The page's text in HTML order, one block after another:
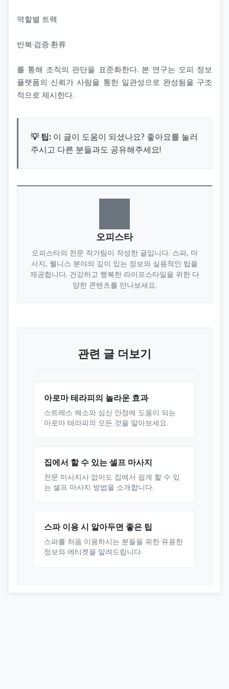
역할별 트랙
반복·검증·환류
를 통해 조직의 판단을 표준화한다. 본 연구는 오피 정보
플랫폼의 신뢰가 사람을 통한 일관성으로 완성됨을 구조
적으로 제시한다.
💡 팁: 이 글이 도움이 되셨나요? 좋아요를 눌러
주시고 다른 분들과도 공유해주세요!
오피스타
오피스타의 전문 작가팀이 작성한 글입니다. 스파, 마
사지, 웰니스 분야의 깊이 있는 정보와 실용적인 팁을
제공합니다. 건강하고 행복한 라이프스타일을 위한 다
양한 콘텐츠를 만나보세요.
관련 글 더보기
아로마 테라피의 놀라운 효과
스트레스 해소와 심신 안정에 도움이 되는
아로마 테라피의 모든 것을 알아보세요.
집에서 할 수 있는 셀프 마사지
전문 마사지사 없이도 집에서 쉽게 할 수 있
는 셀프 마사지 방법을 소개합니다.
스파 이용 시 알아두면 좋은 팁
스파를 처음 이용하시는 분들을 위한 유용한
정보와 에티켓을 알려드립니다.